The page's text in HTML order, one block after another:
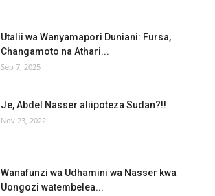
Utalii wa Wanyamapori Duniani: Fursa,
Changamoto na Athari...
Sep 7, 2025
Je, Abdel Nasser aliipoteza Sudan?!!
Nov 23, 2022
Wanafunzi wa Udhamini wa Nasser kwa
Uongozi watembelea...